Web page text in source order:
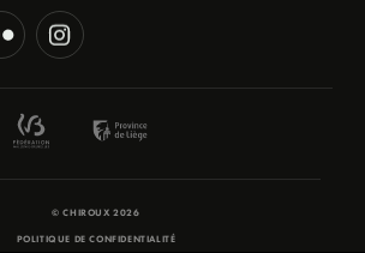
© CHIROUX 2026
POLITIQUE DE CONFIDENTIALITÉ